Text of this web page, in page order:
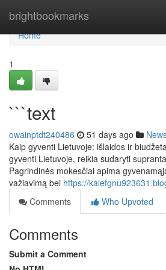
brightbookmarks
Home
Home
1
```text
owainptdt240486 51 days ago
Kaip gyventi Lietuvoje: išlaidos ir
gyventi Lietuvoje, reikia sudaryti
Pagrindinės mokesčiai apima
važiavimą bei https://
Comments
Who Upvoted
Comments
Submit a Comment